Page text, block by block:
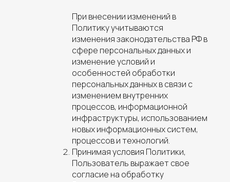
При внесении изменений в
Политику учитываются
изменения законодательства РФ в
сфере персональных данных и
изменение условий и
особенностей обработки
персональных данных в связи с
изменением внутренних
процессов, информационной
инфраструктуры, использованием
новых информационных систем,
процессов и технологий.
Принимая условия Политики,
Пользователь выражает свое
согласие на обработку